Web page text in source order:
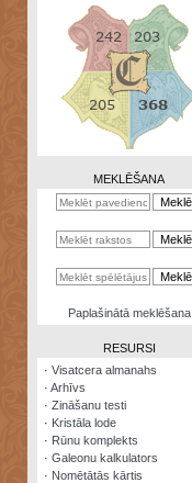
Zināšanu
kalkulators
Nomētātās
MEKLĒŠANA
Paplašinātā meklēšana
RESURSI
· Visatcera almanahs
· Arhīvs
· Zināšanu testi
· Kristāla lode
· Rūnu komplekts
· Galeonu kalkulators
· Nomētātās kārtis